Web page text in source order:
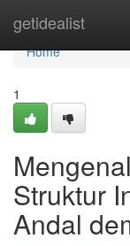
getidealist
Home
Home
1
Struktur
Andal